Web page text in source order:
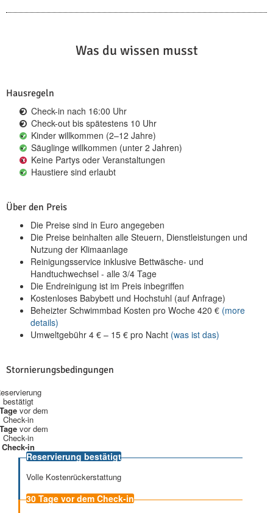
Was du wissen musst
Hausregeln
Check-in nach 16:00 Uhr
Check-out bis spätestens 10 Uhr
Kinder willkommen (2–12 Jahre)
Säuglinge willkommen (unter 2 Jahren)
Keine Partys oder Veranstaltungen
Haustiere sind erlaubt
Über den Preis
Die Preise sind in Euro angegeben
Die Preise beinhalten alle Steuern, Dienstleistungen und
Nutzung der Klimaanlage
Reinigungsservice inklusive Bettwäsche- und
Handtuchwechsel - alle 3/4 Tage
Die Endreinigung ist im Preis inbegriffen
Kostenloses Babybett und Hochstuhl (auf Anfrage)
Beheizter Schwimmbad Kosten pro Woche 420 € (more
details)
Umweltgebühr 4 € – 15 € pro Nacht (was ist das)
Stornierungsbedingungen
bestätigt
vor dem
Check-in
vor dem
Check-in
Check-in
Reservierung bestätigt
Volle Kostenrückerstattung
30 Tage vor dem Check-in